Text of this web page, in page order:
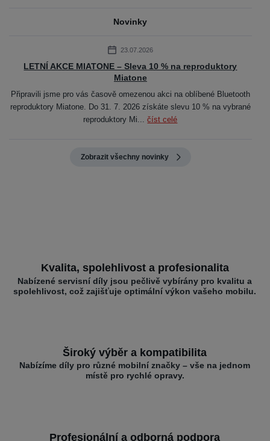
Novinky
23.07.2026
LETNÍ AKCE MIATONE – Sleva 10 % na reproduktory
Miatone
Připravili jsme pro vás časově omezenou akci na oblíbené Bluetooth
reproduktory Miatone. Do 31. 7. 2026 získáte slevu 10 % na vybrané
reproduktory Mi...číst celé
Zobrazit všechny novinky
Kvalita, spolehlivost a profesionalita
Nabízené servisní díly jsou pečlivě vybírány pro kvalitu a
spolehlivost, což zajišťuje optimální výkon vašeho mobilu.
Široký výběr a kompatibilita
Nabízíme díly pro různé mobilní značky – vše na jednom
místě pro rychlé opravy.
Profesionální a odborná podpora